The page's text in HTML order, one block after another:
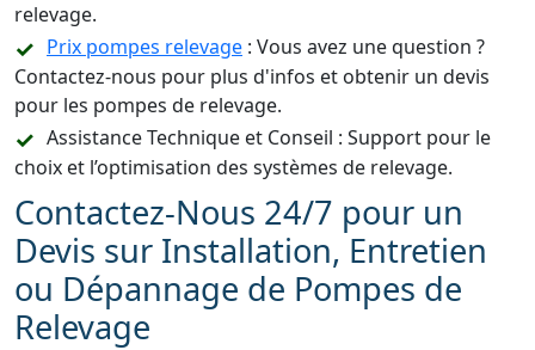
relevage.
Prix pompes relevage : Vous avez une question ?
Contactez-nous pour plus d'infos et obtenir un devis
pour les pompes de relevage.
Assistance Technique et Conseil : Support pour le
choix et l’optimisation des systèmes de relevage.
Contactez-Nous 24/7 pour un
Devis sur Installation, Entretien
ou Dépannage de Pompes de
Relevage